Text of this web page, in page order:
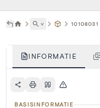
˅ 10108031
INFORMATIE
BASISINFORMATIE